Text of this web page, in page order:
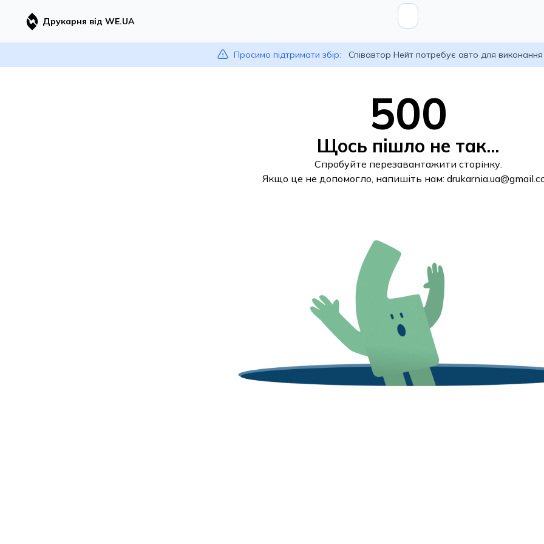
Друкарня від WE.UA
Просимо підтримати збір: Співавтор Нейт потребує авто для
500
Щось пішло не так...
Спробуйте перезавантажити сторінку.
Якщо це не допомогло, напишіть нам: